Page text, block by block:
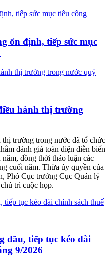
ổn định, tiếp sức mục
hành thị trường
trường trong nước đã tổ chức
đánh giá toàn diện diễn biến
đồng thời thảo luận các
cuối năm. Thừa ủy quyền của
Phó Cục trưởng Cục Quản lý
trì cuộc họp.
dầu, tiếp tục kéo dài
9/2026